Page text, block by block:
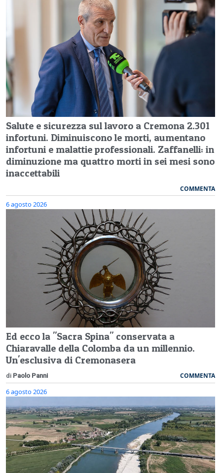
Salute e sicurezza sul lavoro a Cremona 2.301
infortuni. Diminuiscono le morti, aumentano
infortuni e malattie professionali. Zaffanelli: in
diminuzione ma quattro morti in sei mesi sono
inaccettabili
COMMENTA
6 agosto 2026
Ed ecco la "Sacra Spina" conservata a
Chiaravalle della Colomba da un millennio.
Un'esclusiva di Cremonasera
di Paolo Panni COMMENTA
6 agosto 2026